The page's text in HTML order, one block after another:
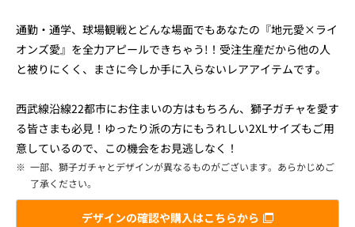
通勤・通学、球場観戦とどんな場面でもあなたの『地元愛×ライ
オンズ愛』を全力アピールできちゃう!！受注生産だから他の人
と被りにくく、まさに今しか手に入らないレアアイテムです。
西武線沿線22都市にお住まいの方はもちろん、獅子ガチャを愛す
る皆さまも必見！ゆったり派の方にもうれしい2XLサイズもご用
意しているので、この機会をお見逃しなく！
※ 一部、獅子ガチャとデザインが異なるものがございます。あらかじめご
了承ください。
デザインの確認や購入はこちらから